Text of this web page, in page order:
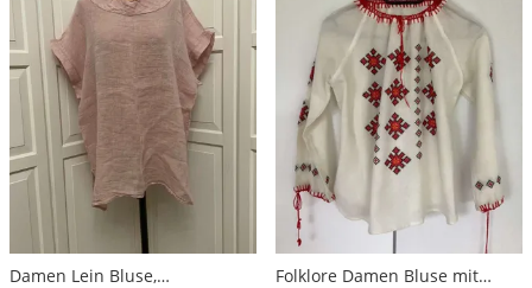
Damen Lein Bluse,
Folklore Damen Bluse mit